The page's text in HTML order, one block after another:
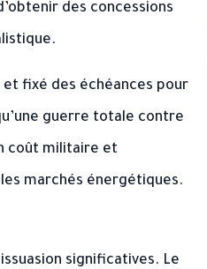
des concessions
fixé des échéances pour
guerre totale contre
coût militaire et
marchés énergétiques.
significatives. Le